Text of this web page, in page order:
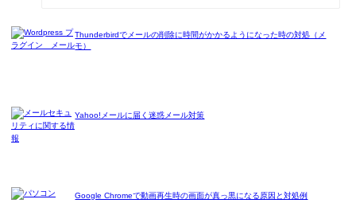
Thunderbirdでメールの削除に時間がかかるようになった時の対処（メ
モ）
Yahoo!メールに届く迷惑メール対策
Google Chromeで動画再生時の画面が真っ黒になる原因と対処例